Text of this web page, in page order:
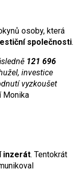
osoby, která
společnosti.
121 696
investice
vyzkoušet
Monika
inzerát. Tentokrát